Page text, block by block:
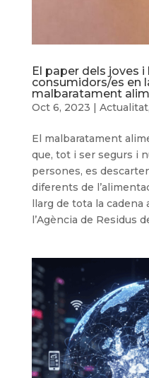
El paper dels joves i
consumidors/es en
malbaratament
Oct 6, 2023 | Actualitat,
El malbaratament
que, tot i ser segurs i
persones, es
diferents de
llarg de tota la cadena
l’Agència de Residus